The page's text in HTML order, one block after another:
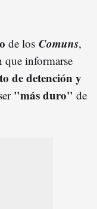
de los Comuns,
que informarse
de detención y
"más duro" de